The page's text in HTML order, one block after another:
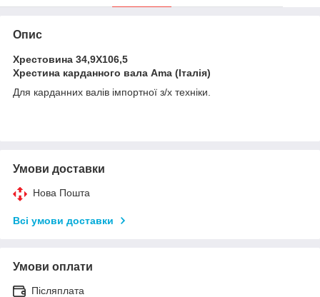
Опис
Хрестовина 34,9X106,5
Хрестина карданного вала Ama (Італія)
Для карданних валів імпортної з/х техніки.
Умови доставки
Нова Пошта
Всі умови доставки
Умови оплати
Післяплата